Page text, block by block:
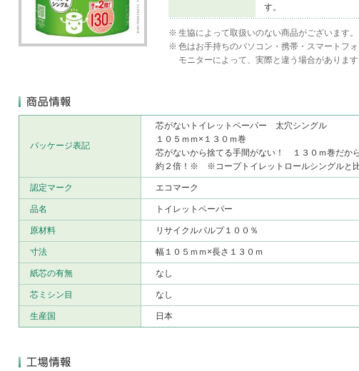
す。
※ 生協によって取扱いのない商品がございます。
※ 色はお手持ちのパソコン・携帯・スマートフォ
モニターによって、実際と違う場合があります
パッケージ表記
芯がないトイレットペーパー 太穴シングル
１０５ｍｍ×１３０ｍ巻
芯がないから捨てる手間がない！ １３０ｍ巻だ
約２倍！※ ※コープトイレットロールシングルと
認定マーク エコマーク
品名 トイレットペーパー
原材料 リサイクルパルプ１００％
寸法 幅１０５ｍｍ×長さ１３０ｍ
紙芯の有無 なし
芯ミシン目 なし
生産国 日本